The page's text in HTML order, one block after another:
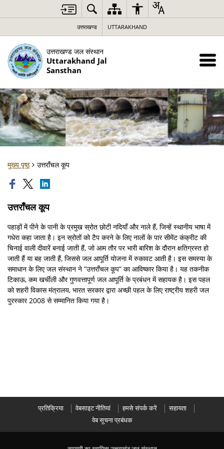
उत्तराखण्ड UTTARAKHAND
उत्तराखण्ड जल संस्थान
Uttarakhand Jal
Sansthan
मुख्य पृष्ठ उत्तराँचल कूप
उत्तराँचल कूप
पहाड़ों में पीने के पानी के प्रमुख स्रोत छोटी नदियाँ और नाले हैं, जिन्हें स्थानीय भाषा में
गधेरा कहा जाता है। इन स्रोतों को टैप करने के लिए नालों के पार सीमेंट कंक्रीट की
चिनाई वाली दीवारें बनाई जाती हैं, जो आम तौर पर भारी बारिश के दौरान क्षतिग्रस्त हो
जाती हैं या बह जाती हैं, जिससे जल आपूर्ति योजना में रुकावट आती है। इस समस्या के
समाधान के लिए जल संस्थान ने ”उत्तराँचल कूप” का आविष्कार किया है। यह तकनीक
टिकाऊ, कम खर्चीली और गुणवत्तापूर्ण जल आपूर्ति के प्रबंधन में सहायक है। इस पहल
को शहरी विकास मंत्रालय, भारत सरकार द्वारा अच्छी पहल के लिए राष्ट्रीय शहरी जल
पुरस्कार 2008 से सम्मानित किया गया है।
प्रतिक्रिया वेबसाइट नीतियां हमसे संपर्क करें
सहायता
वेब सूचना प्रबंधक